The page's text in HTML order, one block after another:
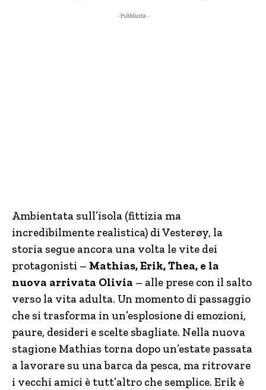
- Pubblicità -
Ambientata sull’isola (fittizia ma
incredibilmente realistica) di Vesterøy, la
storia segue ancora una volta le vite dei
protagonisti – Mathias, Erik, Thea, e la
nuova arrivata Olivia – alle prese con il salto
verso la vita adulta. Un momento di passaggio
che si trasforma in un’esplosione di emozioni,
paure, desideri e scelte sbagliate. Nella nuova
stagione Mathias torna dopo un’estate passata
a lavorare su una barca da pesca, ma ritrovare
i vecchi amici è tutt’altro che semplice. Erik è